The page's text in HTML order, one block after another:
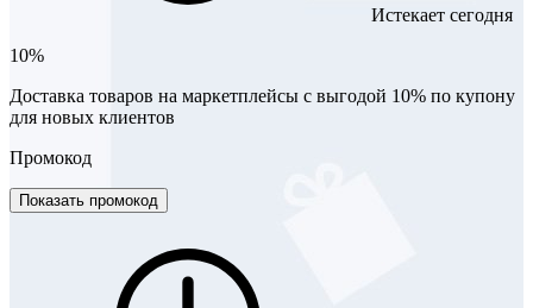
Истекает сегодня
10%
Доставка товаров на маркетплейсы с выгодой 10% по купону
для новых клиентов
Промокод
Показать промокод